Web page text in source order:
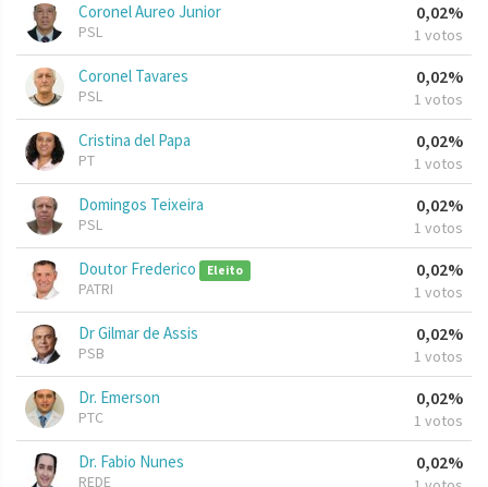
Coronel Aureo Junior
PSL
0,02%
1 votos
Coronel Tavares
PSL
0,02%
1 votos
Cristina del Papa
PT
0,02%
1 votos
Domingos Teixeira
PSL
0,02%
1 votos
Doutor Frederico Eleito
PATRI
0,02%
1 votos
Dr Gilmar de Assis
PSB
0,02%
1 votos
Dr. Emerson
PTC
0,02%
1 votos
Dr. Fabio Nunes
REDE
0,02%